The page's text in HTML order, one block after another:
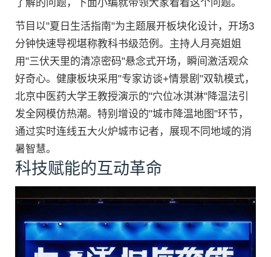
了解的问题，下面小编就带领大家看看这个问题。
节目以"夏日生活指南"为主题展开板块化设计，开场3
分钟快速导视堪称教科书级范例。主持人月亮姐姐
用"三伏天里的清凉密码"悬念式开场，瞬间激活观众
好奇心。健康板块采用"专家访谈+情景剧"双轨模式，
北京中医药大学王教授演示的"穴位冰淇淋"降温法引
发全网模仿热潮。特别增设的"城市降温地图"环节，
通过实时连线五大火炉城市记者，展现不同地域的消
暑智慧。
科技赋能的互动革命